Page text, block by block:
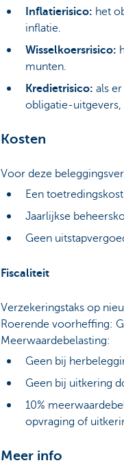
Inflatierisico: het
inflatie.
Wisselkoersrisico:
munten.
Kredietrisico: als
obligatie-uitgevers,
Kosten
Voor deze
Een toetredingskost
Jaarlijkse
Geen
Fiscaliteit
Verzekeringstaks op
Roerende voorheffing:
Meerwaardebelasting:
Geen bij
Geen bij uitkering
10%
opvraging of
Meer info